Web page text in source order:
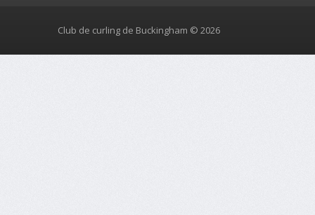
Club de curling de Buckingham © 2026